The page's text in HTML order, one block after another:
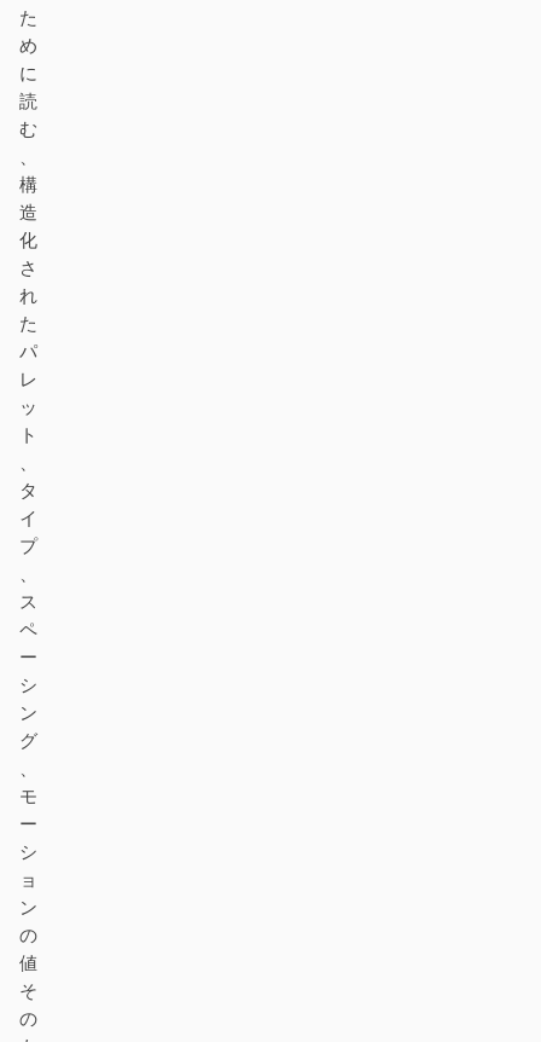
た
め
に
読
む
、
構
造
化
さ
れ
た
パ
レ
ッ
ト
、
タ
イ
プ
、
ス
ペ
ー
シ
ン
グ
、
モ
ー
シ
ョ
ン
の
値
そ
の